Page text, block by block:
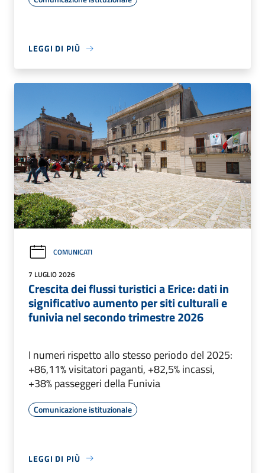
LEGGI DI PIÙ
COMUNICATI
7 LUGLIO 2026
Crescita dei flussi turistici a Erice: dati in
significativo aumento per siti culturali e
funivia nel secondo trimestre 2026
I numeri rispetto allo stesso periodo del 2025:
+86,11% visitatori paganti, +82,5% incassi,
+38% passeggeri della Funivia
Comunicazione istituzionale
LEGGI DI PIÙ